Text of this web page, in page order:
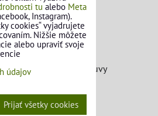
osobných údajov
poriadok
na odstúpenie od zmluvy
kladené otázky
tu alebo Meta
Instagram).
cookies“ vyjadrujete
Nižšie môžete
alebo upraviť svoje
údajov
Prijať všetky cookies